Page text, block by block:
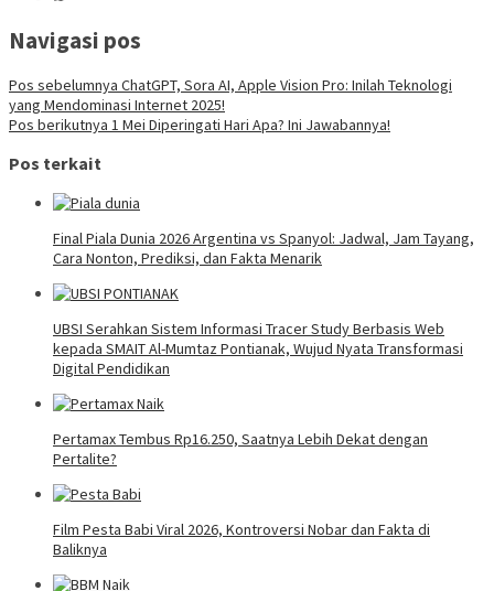
Navigasi pos
Pos sebelumnya ChatGPT, Sora AI, Apple Vision Pro: Inilah Teknologi
yang Mendominasi Internet 2025!
Pos berikutnya 1 Mei Diperingati Hari Apa? Ini Jawabannya!
Pos terkait
Final Piala Dunia 2026 Argentina vs Spanyol: Jadwal, Jam Tayang,
Cara Nonton, Prediksi, dan Fakta Menarik
UBSI Serahkan Sistem Informasi Tracer Study Berbasis Web
kepada SMAIT Al-Mumtaz Pontianak, Wujud Nyata Transformasi
Digital Pendidikan
Pertamax Tembus Rp16.250, Saatnya Lebih Dekat dengan
Pertalite?
Film Pesta Babi Viral 2026, Kontroversi Nobar dan Fakta di
Baliknya